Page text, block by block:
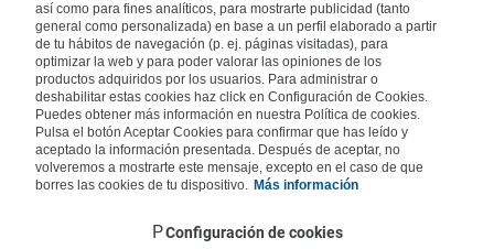
Usein kysyttyjä kysymyksiä Ota yhteyttä
KÄYTTÖEHDOT
Oikeudellinen huomautus
Yleiset valmismatkaehdot
Evästekäytäntömme
MUISSA MAISSA
Saksa
Brasilia
Ranska
así como para fines analíticos, para mostrarte publicidad (tanto
general como personalizada) en base a un perfil elaborado a partir
de tu hábitos de navegación (p. ej. páginas visitadas), para
optimizar la web y para poder valorar las opiniones de los
productos adquiridos por los usuarios. Para administrar o
deshabilitar estas cookies haz click en Configuración de Cookies.
Puedes obtener más información en nuestra Política de cookies.
Pulsa el botón Aceptar Cookies para confirmar que has leído y
aceptado la información presentada. Después de aceptar, no
volveremos a mostrarte este mensaje, excepto en el caso de que
borres las cookies de tu dispositivo. Más información
Configuración de cookies